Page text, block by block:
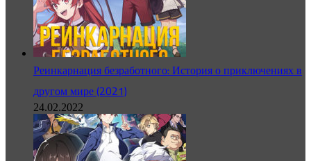
Реинкарнация безработного: История о приключениях в
другом мире (2021)
24.02.2022